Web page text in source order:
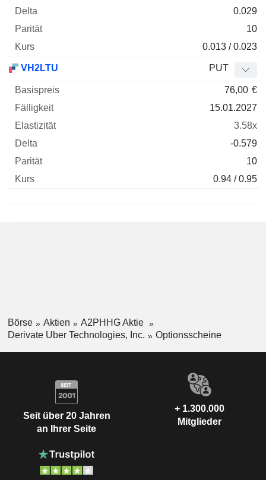
0.029
10
0.013 / 0.023
VH2LTU PUT
76,00 €
15.01.2027
3.58x
-0.579
10
0.94 / 0.95
Börse Aktien
A2PHHG Aktie
Derivate Uber Technologies, Inc.
Optionsscheine
Seit über 20 Jahren
an Ihrer Seite
+ 1.300.000
Mitglieder